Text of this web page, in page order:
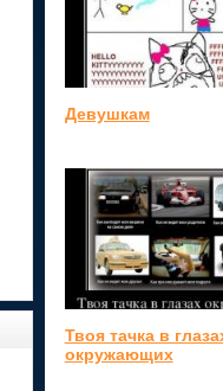
Девушкам
Твоя тачка в
окружающих